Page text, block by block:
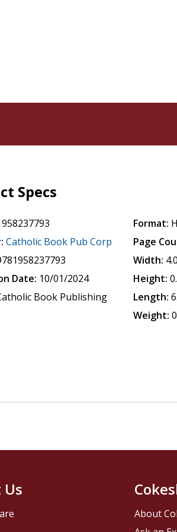
Specs
Catholic Book Pub Corp
Date: 10/01/2024
Book Publishing
Format:
Page
Width:
Height:
Length:
Weight:
About